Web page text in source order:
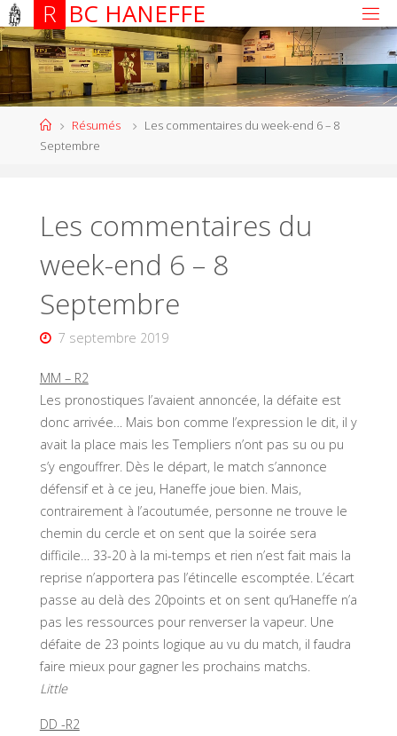
R BC HANEFFE
Résumés
Les commentaires du week-end 6 – 8
Septembre
Les commentaires du
week-end 6 – 8
Septembre
7 septembre 2019
MM – R2
Les pronostiques l’avaient annoncée, la défaite est
donc arrivée… Mais bon comme l’expression le dit, il y
avait la place mais les Templiers n’ont pas su ou pu
s’y engouffrer. Dès le départ, le match s’annonce
défensif et à ce jeu, Haneffe joue bien. Mais,
contrairement à l’acoutumée, personne ne trouve le
chemin du cercle et on sent que la soirée sera
difficile… 33-20 à la mi-temps et rien n’est fait mais la
reprise n’apportera pas l’étincelle escomptée. L’écart
passe au delà des 20points et on sent qu’Haneffe n’a
pas les ressources pour renverser la vapeur. Une
défaite de 23 points logique au vu du match, il faudra
faire mieux pour gagner les prochains matchs.
Little
DD -R2